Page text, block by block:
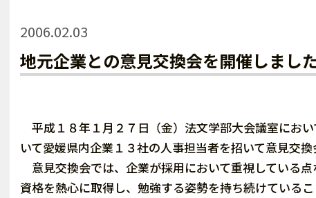
2006.02.03
地元企業との意見交換会を開催しました
平成１８年１月２７日（金）法文学部大会議室にお
いて愛媛県内企業１３社の人事担当者を招いて意見交換
意見交換会では、企業が採用において重視している
資格を熱心に取得し、勉強する姿勢を持ち続けている